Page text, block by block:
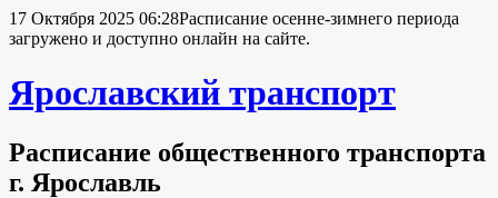
17 Октября 2025 06:28Расписание осенне-зимнего периода
загружено и доступно онлайн на сайте.
Ярославский транспорт
Расписание общественного транспорта
г. Ярославль